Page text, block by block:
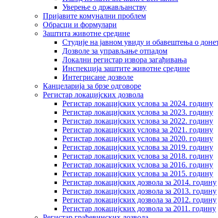
Уверење о држављанству
Пријавите комунални проблем
Обрасци и формулари
Заштита животне средине
Студије на јавном увиду и обавештења о
Дозволе за управљање отпадом
Локални регистар извора загађивања
Инспекција заштите животне средине
Интегрисане дозволе
Канцеларија за брзе одговоре
Регистар локацијских дозвола
Регистар локацијских услова за 2024. годину
Регистар локацијских услова за 2023. годину
Регистар локацијских услова за 2022. годину
Регистар локацијских услова за 2021. годину
Регистар локацијских услова за 2020. годину
Регистар локацијских услова за 2019. годину
Регистар локацијских услова за 2018. годину
Регистар локацијских услова за 2016. годину
Регистар локацијских услова за 2015. годину
Регистар локацијских дозвола за 2014. годину
Регистар локацијских дозвола за 2013. годину
Регистар локацијских дозвола за 2012. годину
Регистар локацијских дозвола за 2011. годину